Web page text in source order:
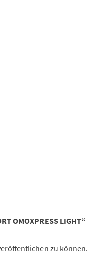
OMOXPRESS LIGHT“
zu können.